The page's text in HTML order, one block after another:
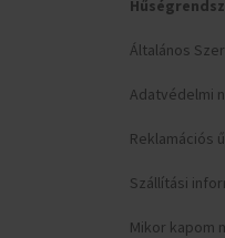
Általános
Adatvédelmi
Reklamációs
Szállítási
Mikor kapom